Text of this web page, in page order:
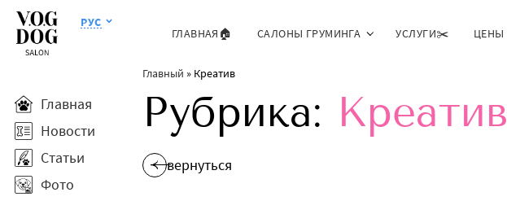
РУС
ГЛАВНАЯ🏠
САЛОНЫ ГРУМИНГА УСЛУГИ✂️ ЦЕНЫ
Главный » Креатив
Главная
Новости
Статьи
Фото
Рубрика: Креатив
вернуться